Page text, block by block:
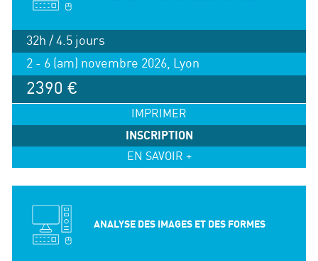
32h / 4.5 jours
2 - 6 (am) novembre 2026, Lyon
2390 €
IMPRIMER
INSCRIPTION
EN SAVOIR +
ANALYSE DES IMAGES ET DES FORMES